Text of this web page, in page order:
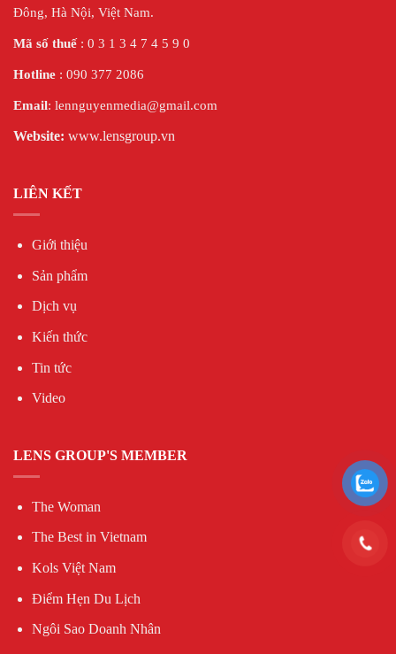
Đông, Hà Nội, Việt Nam.
Mã số thuế: 0 3 1 3 4 7 4 5 9 0
Hotline : 090 377 2086
Email: lennguyenmedia@gmail.com
Website: www.lensgroup.vn
LIÊN KẾT
Giới thiệu
Sản phẩm
Dịch vụ
Kiến thức
Tin tức
Video
LENS GROUP'S MEMBER
The Woman
The Best in Vietnam
Kols Việt Nam
Điểm Hẹn Du Lịch
Ngôi Sao Doanh Nhân